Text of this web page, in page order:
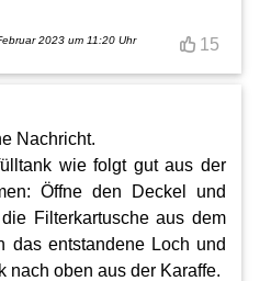
2023 um 11:20 Uhr 15
Nachricht.
wie folgt gut aus der
Öffne den Deckel und
Filterkartusche aus dem
das entstandene Loch und
nach oben aus der Karaffe.